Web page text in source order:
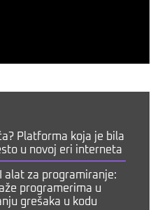
Platforma koja je bila
u novoj eri interneta
alat za programiranje:
programerima u
grešaka u kodu